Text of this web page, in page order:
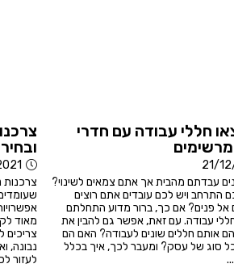
חללי עבודה עם חדרי
מרשימים
21/
עבדתם מהבית אך אתם צמאים לשינוי?
התרחב ויש לכם עובדים אתם רוצים
אל פנים? אם כך, ברור מדוע התחלתם
עבודה. עם זאת, אפשר גם להבין את
אותם חללים שונים לעבודה? האם הם
סוג של עסק? ומעבר לכך, איך בכלל
צרכנות
מאוד
צריכים
נבונה,
לעזור